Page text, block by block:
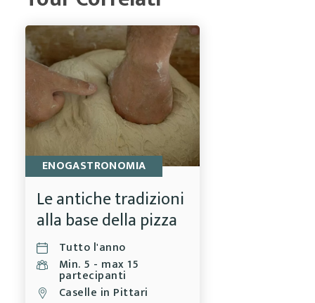
ENOGASTRONOMIA
Le antiche tradizioni
alla base della pizza
Tutto l'anno
Min. 5 - max 15
partecipanti
Caselle in Pittari